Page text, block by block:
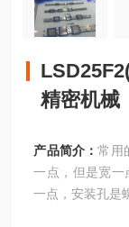
精密机械
产品简介：常用
一点，但是宽一
一点，安装孔是